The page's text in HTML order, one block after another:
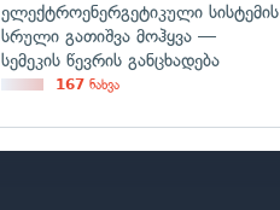
ელექტროენერგეტიკული სისტემის
სრული გათიშვა მოჰყვა —
სემეკის წევრის განცხადება
167 ნახვა